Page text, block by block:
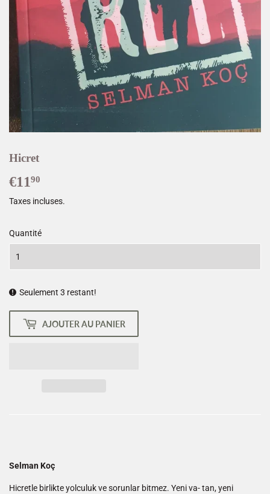
Hicret
€1190
Taxes incluses.
Quantité
Seulement 3 restant!
AJOUTER AU PANIER
Selman Koç
Hicretle birlikte yolculuk ve sorunlar bitmez. Yeni va- tan, yeni